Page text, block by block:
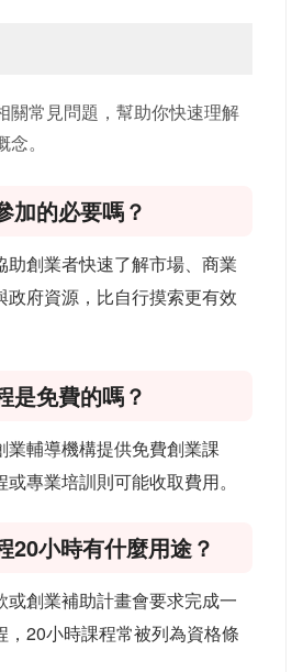
關常見問題，幫助你快速理解
。
加的必要嗎？
助創業者快速了解市場、商業
政府資源，比自行摸索更有效
是免費的嗎？
業輔導機構提供免費創業課
專業培訓則可能收取費用。
20小時有什麼用途？
或創業補助計畫會要求完成一
，20小時課程常被列為資格條